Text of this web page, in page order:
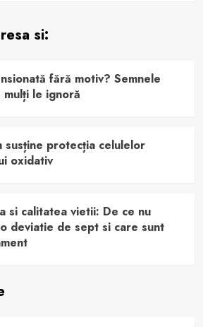
si:
fără motiv? Semnele
le ignoră
susține protecția celulelor
oxidativ
si calitatea vietii: De ce nu
deviatie de sept si care sunt